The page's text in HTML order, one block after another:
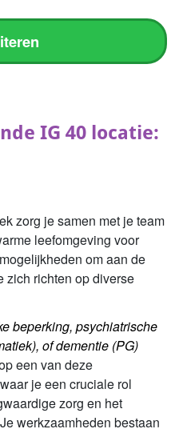
IG 40 locatie:
zorg je samen met je team
leefomgeving voor
om aan de
zich richten op diverse
beperking, psychiatrische
of dementie (PG)
een van deze
je een cruciale rol
zorg en het
werkzaamheden bestaan